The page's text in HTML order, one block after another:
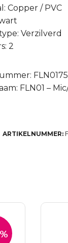
Copper / PVC
Verzilverd
2
FLN0175
FLN01 –
ARTIKELNUMMER: